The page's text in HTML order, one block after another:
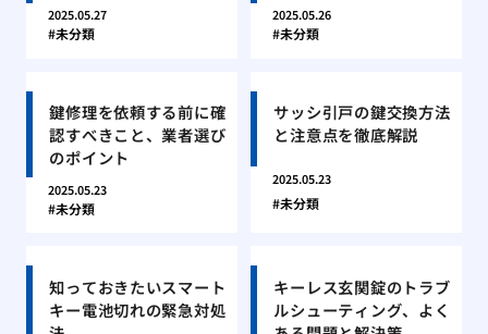
2025.05.27
未分類
2025.05.26
未分類
鍵修理を依頼する前に確
認すべきこと、業者選び
のポイント
2025.05.23
未分類
サッシ引戸の鍵交換方法
と注意点を徹底解説
2025.05.23
未分類
知っておきたいスマート
キー電池切れの緊急対処
キーレス玄関錠のトラブ
ルシューティング、よく